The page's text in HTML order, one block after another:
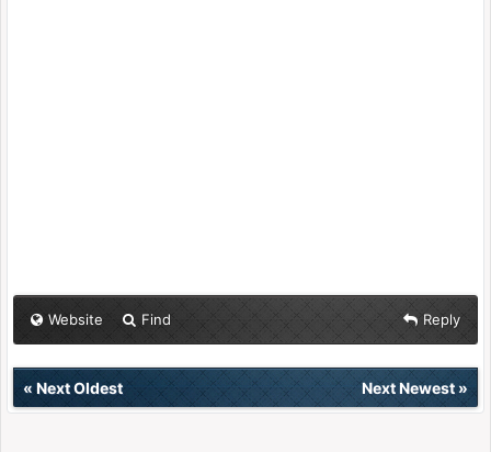
Website Find Reply
« Next Oldest Next Newest»